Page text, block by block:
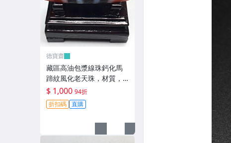
德寶齋
藏區高油包漿線珠鈣化馬
蹄紋風化老天珠，材質，
瑪瑙玉髓，尺寸：49.4×13
左 天珠 瑪瑙 硃砂【德寶
齋】408
$ 1,000 94折
折扣碼 直購